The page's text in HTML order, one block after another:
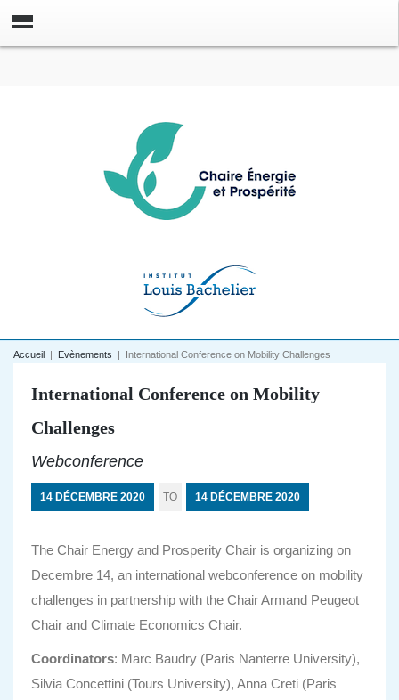
Accueil | Evènements | International Conference on Mobility Challenges
International Conference on Mobility
Challenges
Webconference
14 DÉCEMBRE 2020 TO 14 DÉCEMBRE 2020
The Chair Energy and Prosperity Chair is organizing on
Decembre 14, an international webconference on mobility
challenges in partnership with the Chair Armand Peugeot
Chair and Climate Economics Chair.
Coordinators: Marc Baudry (Paris Nanterre University),
Silvia Concettini (Tours University), Anna Creti (Paris